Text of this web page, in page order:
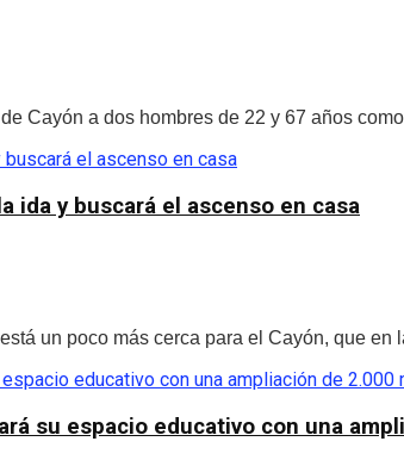
Cayón a dos hombres de 22 y 67 años
ida y buscará el ascenso en casa
un poco más cerca para el Cayón, que
su espacio educativo con una